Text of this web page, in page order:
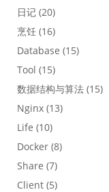
日记 (20)
烹饪 (16)
Database (15)
Tool (15)
数据结构与算法 (15)
Nginx (13)
Life (10)
Docker (8)
Share (7)
Client (5)